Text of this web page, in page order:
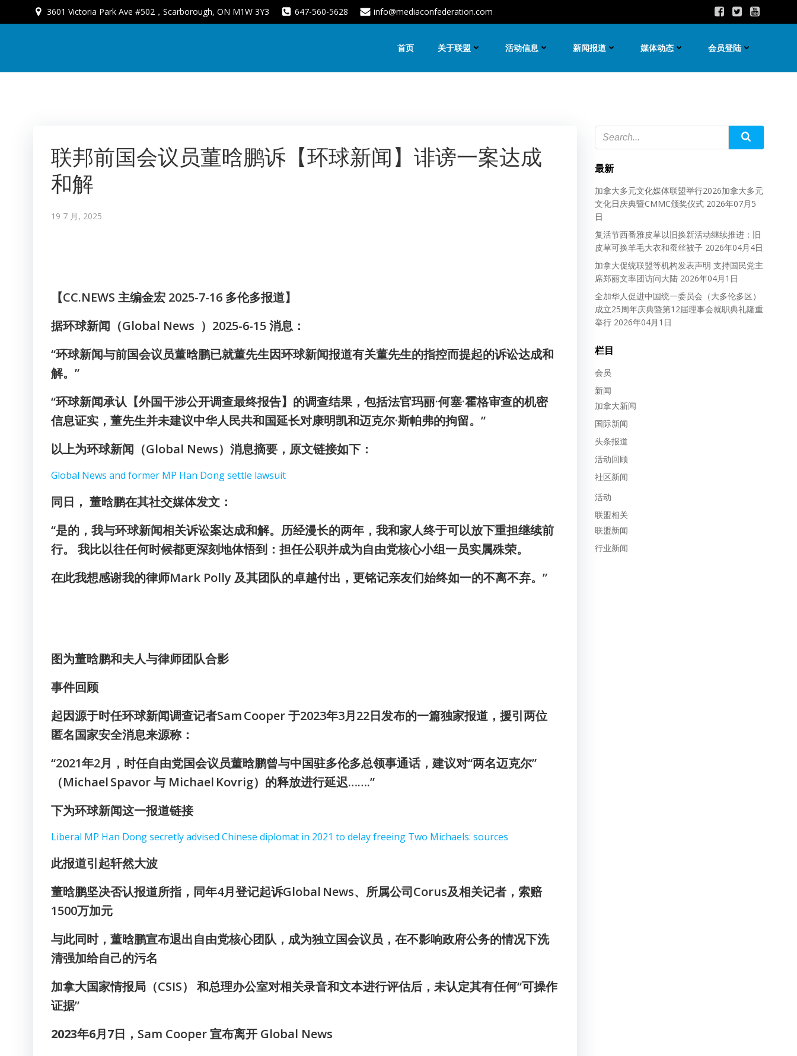
3601 Victoria Park Ave #502，Scarborough, ON M1W 3Y3 647-560-5628 info@mediaconfederation.com
首页 关于联盟 活动信息 新闻报道 媒体动态 会员登陆
联邦前国会议员董晗鹏诉【环球新闻】诽谤一案达成
和解
19 7 月, 2025
【CC.NEWS 主编金宏 2025-7-16 多伦多报道】
据环球新闻（Global News ）2025-6-15 消息：
“环球新闻与前国会议员董晗鹏已就董先生因环球新闻报道有关董先生的指控而提起的诉讼达成和
解。”
“环球新闻承认【外国干涉公开调查最终报告】的调查结果，包括法官玛丽·何塞·霍格审查的机密
信息证实，董先生并未建议中华人民共和国延长对康明凯和迈克尔·斯帕弗的拘留。”
以上为环球新闻（Global News）消息摘要，原文链接如下：
Global News and former MP Han Dong settle lawsuit
同日， 董晗鹏在其社交媒体发文：
“是的，我与环球新闻相关诉讼案达成和解。历经漫长的两年，我和家人终于可以放下重担继续前
行。 我比以往任何时候都更深刻地体悟到：担任公职并成为自由党核心小组一员实属殊荣。
在此我想感谢我的律师Mark Polly 及其团队的卓越付出，更铭记亲友们始终如一的不离不弃。”
图为董晗鹏和夫人与律师团队合影
事件回顾
起因源于时任环球新闻调查记者Sam Cooper 于2023年3月22日发布的一篇独家报道，援引两位
匿名国家安全消息来源称：
“2021年2月，时任自由党国会议员董晗鹏曾与中国驻多伦多总领事通话，建议对“两名迈克尔”
（Michael Spavor 与 Michael Kovrig）的释放进行延迟…….”
下为环球新闻这一报道链接
Liberal MP Han Dong secretly advised Chinese diplomat in 2021 to delay freeing Two Michaels: sources
此报道引起轩然大波
董晗鹏坚决否认报道所指，同年4月登记起诉Global News、所属公司Corus及相关记者，索赔
1500万加元
与此同时，董晗鹏宣布退出自由党核心团队，成为独立国会议员，在不影响政府公务的情况下洗
清强加给自己的污名
加拿大国家情报局（CSIS） 和总理办公室对相关录音和文本进行评估后，未认定其有任何“可操作
证据”
2023年6月7日， Sam Cooper 宣布离开 Global News
最新
加拿大多元文化媒体联盟举行2026加拿大多元
文化日庆典暨CMMC颁奖仪式 2026年07月5
日
复活节西番雅皮草以旧换新活动继续推进：旧
皮草可换羊毛大衣和蚕丝被子 2026年04月4日
加拿大促统联盟等机构发表声明 支持国民党主
席郑丽文率团访问大陆 2026年04月1日
全加华人促进中国统一委员会（大多伦多区）
成立25周年庆典暨第12届理事会就职典礼隆重
举行 2026年04月1日
栏目
会员
新闻
加拿大新闻
国际新闻
头条报道
活动回顾
社区新闻
活动
联盟相关
联盟新闻
行业新闻